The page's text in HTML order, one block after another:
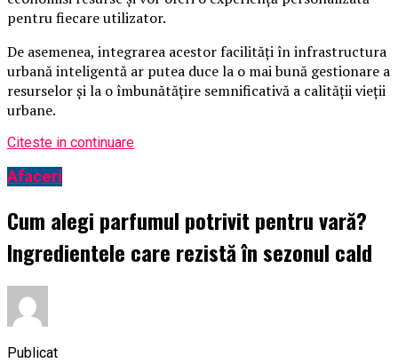
pentru fiecare utilizator.
De asemenea, integrarea acestor facilități în infrastructura
urbană inteligentă ar putea duce la o mai bună gestionare a
resurselor și la o îmbunătățire semnificativă a calității vieții
urbane.
Citeste in continuare
Afaceri
Cum alegi parfumul potrivit pentru vară?
Ingredientele care rezistă în sezonul cald
Publicat